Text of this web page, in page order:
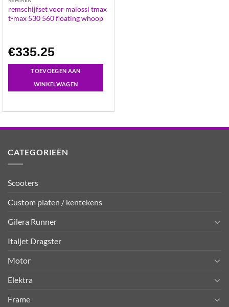
remschijfset voor malossi tmax
t-max 530 560 floating whoop
€335.25
TOEVOEGEN AAN
WINKELWAGEN
CATEGORIEËN
Scooters
Custom platen / kentekens
Gilera Runner
Italjet Dragster
Motor
Elektra
Frame